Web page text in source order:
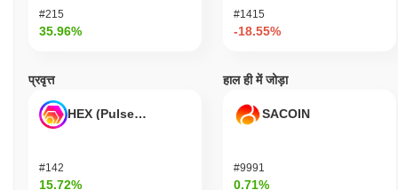
#215
35.96%
#1415
-18.55%
प्रवृत्त
HEX (Pulsechain)
#142
15.72%
हाल ही में जोड़ा
SACOIN
#9991
0.71%